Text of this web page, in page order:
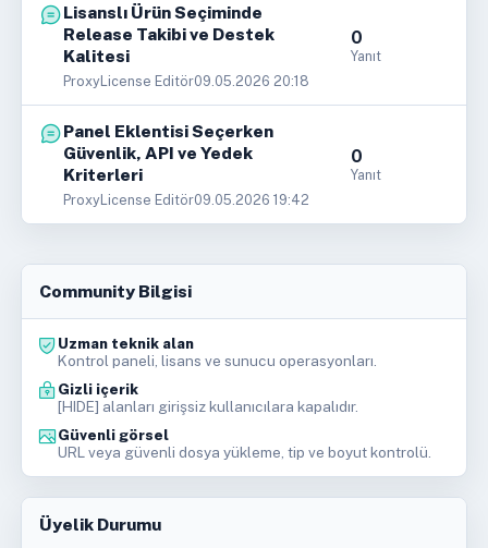
Lisanslı Ürün Seçiminde
Release Takibi ve Destek
Kalitesi
ProxyLicense Editör09.05.2026 20:18
0
Yanıt
Panel Eklentisi Seçerken
Güvenlik, API ve Yedek
Kriterleri
ProxyLicense Editör09.05.2026 19:42
0
Yanıt
Community Bilgisi
Uzman teknik alan
Kontrol paneli, lisans ve sunucu operasyonları.
Gizli içerik
[HIDE] alanları girişsiz kullanıcılara kapalıdır.
Güvenli görsel
URL veya güvenli dosya yükleme, tip ve boyut kontrolü.
Üyelik Durumu